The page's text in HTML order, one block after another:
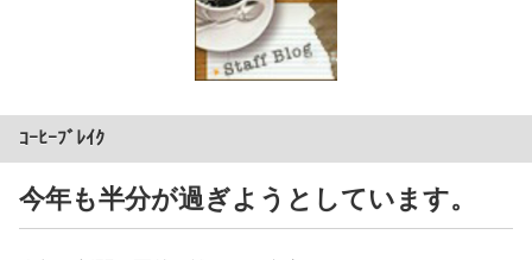
ｺｰﾋｰﾌﾞﾚｲｸ
今年も半分が過ぎようとしています。